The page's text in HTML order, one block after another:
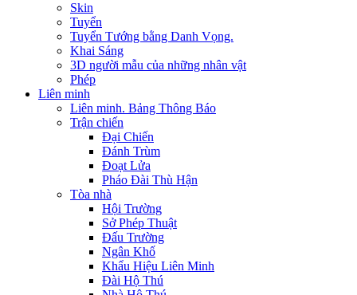
Skin
Tuyển
Tuyển Tướng bằng Danh Vọng.
Khai Sáng
3D người mẫu của những nhân vật
Phép
Liên minh
Liên minh. Bảng Thông Báo
Trận chiến
Đại Chiến
Đánh Trùm
Đoạt Lửa
Pháo Đài Thù Hận
Tòa nhà
Hội Trường
Sở Phép Thuật
Đấu Trường
Ngân Khố
Khẩu Hiệu Liên Minh
Đài Hộ Thú